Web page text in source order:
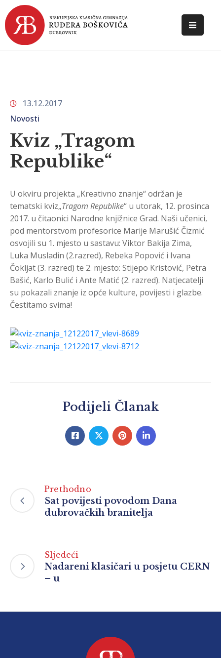
POČETNA
DOKUMENTI
KONTAKT
13.12.2017
Novosti
Kviz „Tragom
Republike“
U okviru projekta „Kreativno znanje“ održan je
tematski kviz„Tragom Republike“ u utorak, 12. prosinca
2017. u čitaonici Narodne knjižnice Grad. Naši učenici,
pod mentorstvom profesorice Marije Marušić Čizmić
osvojili su 1. mjesto u sastavu: Viktor Bakija Zima,
Luka Musladin (2.razred), Rebeka Popović i Ivana
Čokljat (3. razred) te 2. mjesto: Stijepo Kristović, Petra
Bašić, Karlo Bulić i Ante Matić (2. razred). Natjecatelji
su pokazali znanje iz opće kulture, povijesti i glazbe.
Čestitamo svima!
Podijeli Članak
Prethodno
Sat povijesti povodom Dana
dubrovačkih branitelja
Sljedeći
Nadareni klasičari u posjetu CERN
– u